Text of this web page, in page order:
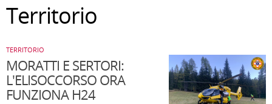
CULTURA E SPETTACOLI
DELLE IDEE FATTI DELLO SPIRITO
Territorio
TERRITORIO
MORATTI E SERTORI:
L'ELISOCCORSO ORA
FUNZIONA H24